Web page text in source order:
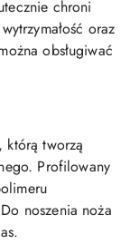
chroni
oraz
obsługiwać
którą tworzą
Profilowany
noszenia noża